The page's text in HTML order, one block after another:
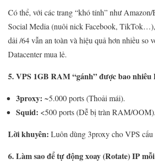
Có thể, với các trang “khó tính” như
Social Media (nuôi nick Facebook,
dải /64 vẫn an toàn và hiệu quả hơn nhiều so
Datacenter mua lẻ.
5. VPS 1GB RAM “gánh” được bao nhiêu
3proxy: ~5.000 ports (Thoải mái).
Squid: <500 ports (Dễ bị tràn RAM/OOM).
Lời khuyên: Luôn dùng 3proxy cho VPS cấu
6. Làm sao để tự động xoay (Rotate) IP